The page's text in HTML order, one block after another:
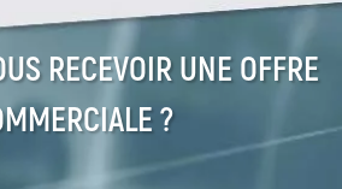
RECEVOIR UNE OFFRE
?